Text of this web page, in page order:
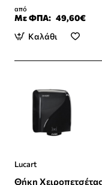
από
Με ΦΠΑ: 49,60€
Καλάθι
Lucart
Θήκη